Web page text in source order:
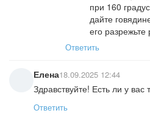
при 160
дайте
его разрежьте
Ответить
Елена18.09.2025 12:44
Здравствуйте! Есть ли у
Ответить